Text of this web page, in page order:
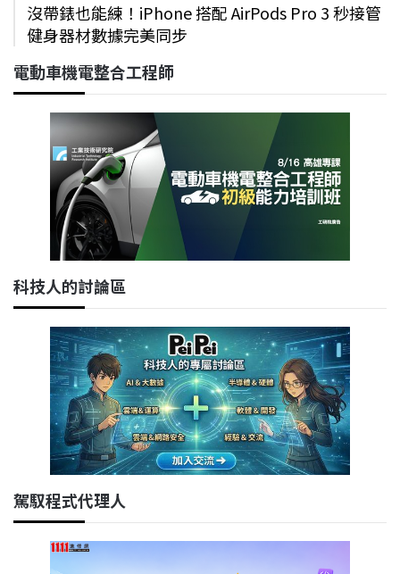
沒帶錶也能練！iPhone 搭配 AirPods Pro 3 秒接管
健身器材數據完美同步
電動車機電整合工程師
科技人的討論區
駕馭程式代理人